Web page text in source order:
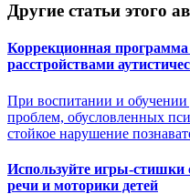
Другие статьи этого
Коррекционная
расстройствами
При воспитании и обучении
проблем, обусловленных
стойкое нарушение
Используйте игры-стишки
речи и моторики детей